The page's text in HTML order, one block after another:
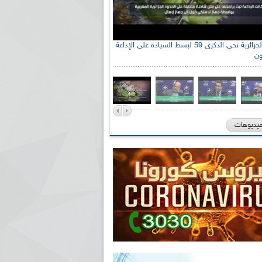
الإذاعة الجزائرية تحي الذكرى 59 لبسط السيادة على الإذاعة